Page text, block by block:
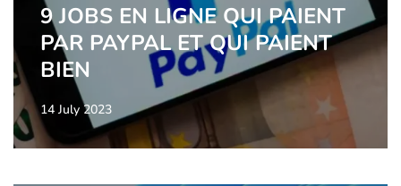
9 JOBS EN LIGNE QUI PAIENT
PAR PAYPAL ET QUI PAIENT
BIEN
14 July 2023